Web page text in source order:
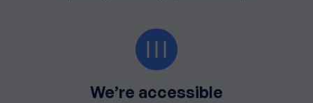
We’re accessible